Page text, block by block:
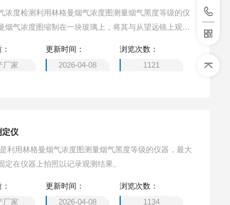
浓度检测利用林格曼烟气浓度图测量烟气黑度等级的仪
烟气浓度图缩制在一块玻璃上，将其与从望远镜上观测
厂家
更新时间：
2026-04-08
浏览次数：
1121
定仪
利用林格曼烟气浓度图测量烟气黑度等级的仪器，最大
在仪器上拍照以记录观测结果。
厂家
更新时间：
2026-04-08
浏览次数：
1134